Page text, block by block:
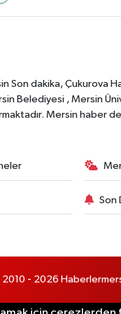
Son dakika, Çukurova
Belediyesi , Mersin
Mersin haber
Son
- 2026